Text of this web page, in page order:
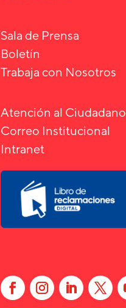
Sala de Prensa
Boletín
Trabaja con Nosotros
Atención al Ciudadano
Correo Institucional
Intranet